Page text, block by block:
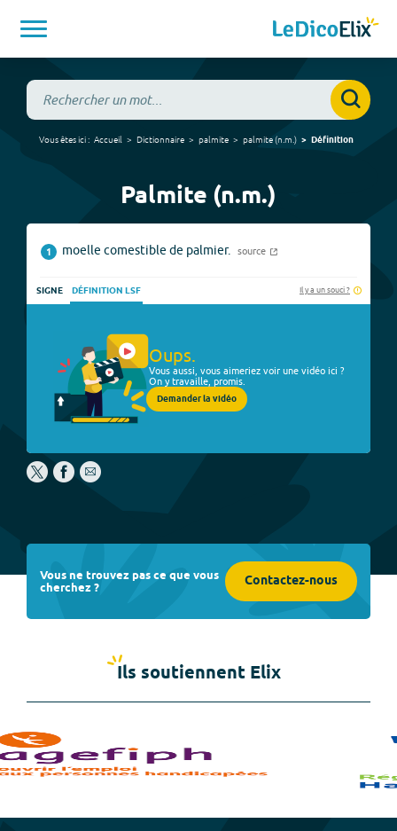
Vous êtes ici : Accueil Dictionnaire palmite palmite(n.m. ) Définition
Palmite (n.m.)
1 moelle comestible de palmier. source
SIGNE DÉFINITION LSF Il y a un souci ?
Oups.
Vous aussi, vous aimeriez voir une vidéo ici ?
On y travaille, promis.
Demander la vidéo
Vous ne trouvez pas ce que vous
cherchez ? Contactez-nous
Ils soutiennent Elix